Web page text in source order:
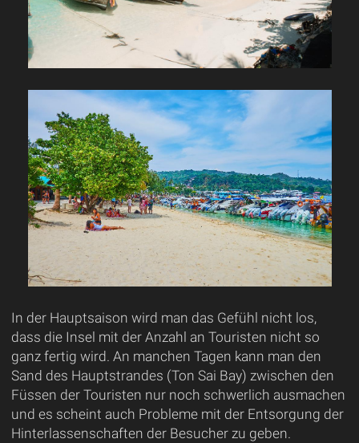
In der Hauptsaison wird man das Gefühl nicht los,
dass die Insel mit der Anzahl an Touristen nicht so
ganz fertig wird. An manchen Tagen kann man den
Sand des Hauptstrandes (Ton Sai Bay) zwischen den
Füssen der Touristen nur noch schwerlich ausmachen
und es scheint auch Probleme mit der Entsorgung der
Hinterlassenschaften der Besucher zu geben.